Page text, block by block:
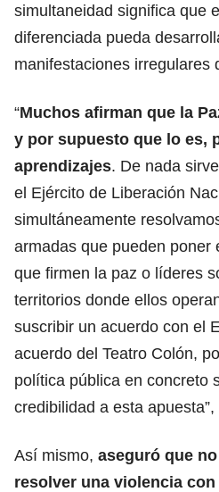
simultaneidad significa que
diferenciada pueda
manifestaciones irregulares
“Muchos afirman que la
y por supuesto que lo es,
aprendizajes. De nada
el Ejército de Liberación
simultáneamente
armadas que pueden poner
que firmen la paz o líderes
territorios donde ellos
suscribir un acuerdo con el
acuerdo del Teatro Colón,
política pública en concreto
credibilidad a esta
Así mismo, aseguró que
resolver una violencia